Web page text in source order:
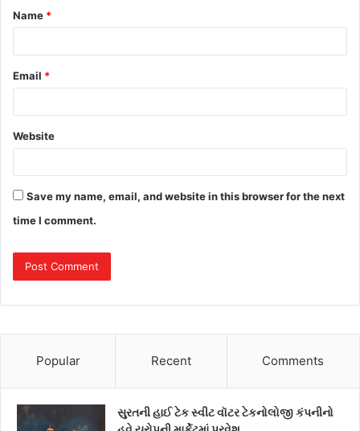
Name *
Email *
Website
Save my name, email, and website in this browser for the next
time I comment.
Popular Recent Comments
સુરતની હાઈ ટેક સ્વીટ વૉટર ટેકનોલોજી કંપનીનો